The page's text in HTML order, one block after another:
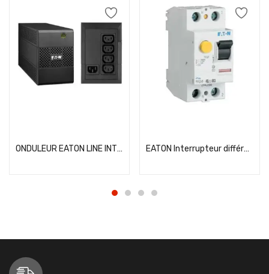
ONDULEUR EATON LINE INTERACTIVE 5E 650VA 230V EATON Interrupteur différentiel 40A 30mA type AC 230V – 264280